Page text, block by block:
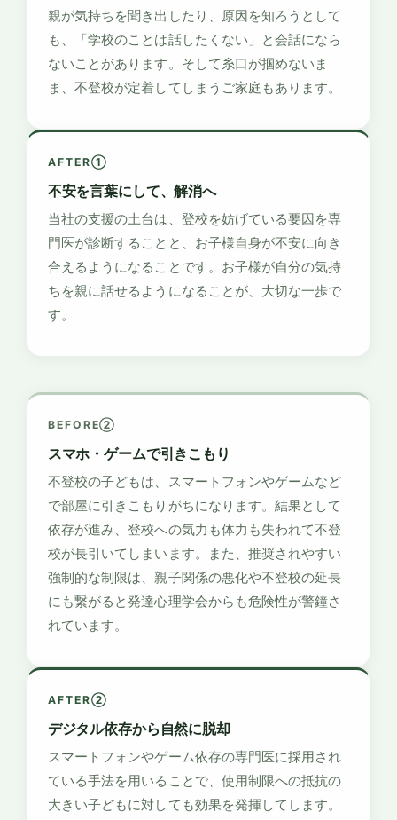
親が気持ちを聞き出したり、原因を知ろうとして
も、「学校のことは話したくない」と会話になら
ないことがあります。そして糸口が掴めないま
ま、不登校が定着してしまうご家庭もあります。
AFTER①
不安を言葉にして、解消へ
当社の支援の土台は、登校を妨げている要因を専
門医が診断することと、お子様自身が不安に向き
合えるようになることです。お子様が自分の気持
ちを親に話せるようになることが、大切な一歩で
す。
BEFORE②
スマホ・ゲームで引きこもり
不登校の子どもは、スマートフォンやゲームなど
で部屋に引きこもりがちになります。結果として
依存が進み、登校への気力も体力も失われて不登
校が長引いてしまいます。また、推奨されやすい
強制的な制限は、親子関係の悪化や不登校の延長
にも繋がると発達心理学会からも危険性が警鐘さ
れています。
AFTER②
デジタル依存から自然に脱却
スマートフォンやゲーム依存の専門医に採用され
ている手法を用いることで、使用制限への抵抗の
大きい子どもに対しても効果を発揮してします。